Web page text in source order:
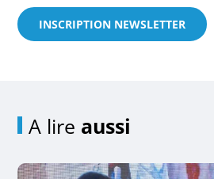
INSCRIPTION NEWSLETTER
A lire aussi